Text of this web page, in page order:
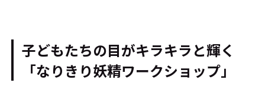
子どもたちの目がキラキラと輝く
「なりきり妖精ワークショップ」